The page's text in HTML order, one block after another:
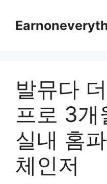
발뮤다
프로 3개
실내 홈
체인저